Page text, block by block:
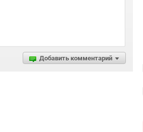
Добавить комментарий